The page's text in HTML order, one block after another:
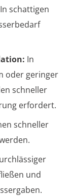
schattigen
In
oder geringer
schneller
erfordert.
schneller
und